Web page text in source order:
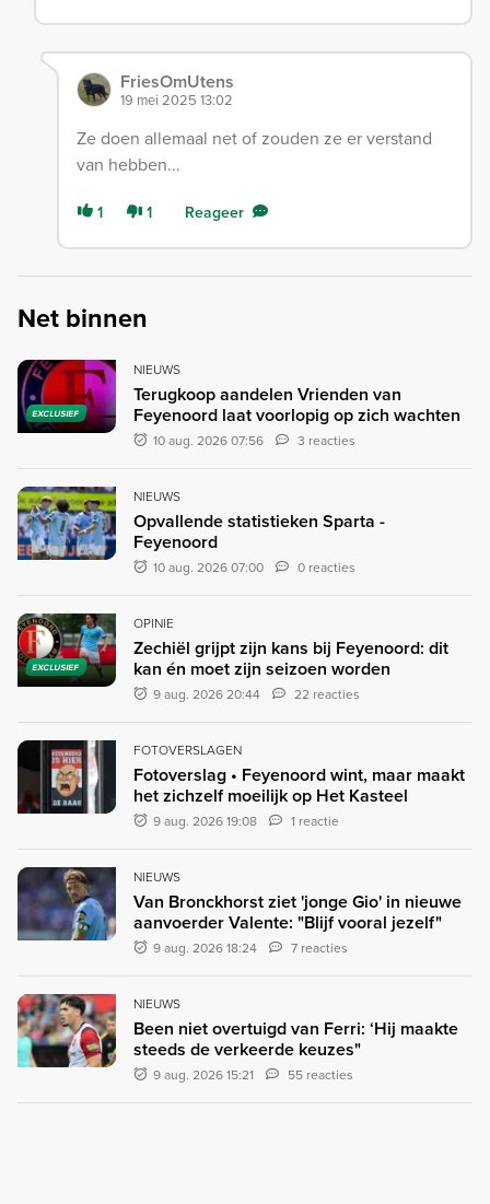
FriesOmUtens
19 mei 2025 13:02
Ze doen allemaal net of zouden ze er verstand
van hebben...
1 1 Reageer
Net binnen
EXCLUSIEF
NIEUWS
Terugkoop aandelen Vrienden van
Feyenoord laat voorlopig op zich wachten
10 aug. 2026 07:56 3 reacties
NIEUWS
Opvallende statistieken Sparta -
Feyenoord
10 aug. 2026 07:00 0 reacties
EXCLUSIEF
OPINIE
Zechiël grijpt zijn kans bij Feyenoord: dit
kan én moet zijn seizoen worden
9 aug. 2026 20:44 22 reacties
FOTOVERSLAGEN
Fotoverslag • Feyenoord wint, maar maakt
het zichzelf moeilijk op Het Kasteel
9 aug. 2026 19:08 1 reactie
NIEUWS
Van Bronckhorst ziet 'jonge Gio' in nieuwe
aanvoerder Valente: "Blijf vooral jezelf"
9 aug. 2026 18:24 7 reacties
NIEUWS
Been niet overtuigd van Ferri: ‘Hij maakte
steeds de verkeerde keuzes"
9 aug. 2026 15:21 55 reacties